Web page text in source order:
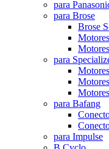
para
para Brose
Brose
para
para Bafang
para Impulse